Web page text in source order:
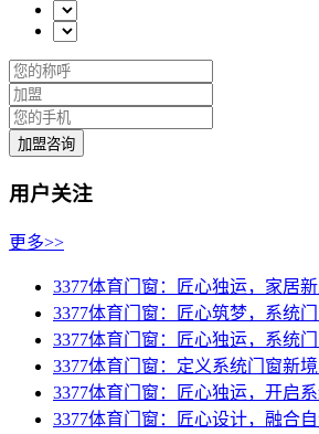
加盟咨询
用户关注
更多>>
3377体育门窗：匠心独运，家居
3377体育门窗：匠心筑梦，系统
3377体育门窗：匠心独运，系统
3377体育门窗：定义系统门窗新
3377体育门窗：匠心独运，开启
3377体育门窗：匠心设计，融合